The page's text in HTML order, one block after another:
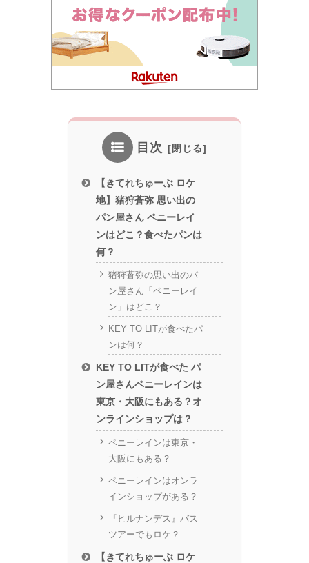
目次
【きてれちゅーぶ ロケ
地】猪狩蒼弥 思い出の
パン屋さん ペニーレイ
ンはどこ？食べたパンは
何？
猪狩蒼弥の思い出のパ
ン屋さん「ペニーレイ
ン」はどこ？
KEY TO LITが食べたパ
ンは何？
KEY TO LITが食べた パ
ン屋さんペニーレインは
東京・大阪にもある？オ
ンラインショップは？
ペニーレインは東京・
大阪にもある？
ペニーレインはオンラ
インショップがある？
『ヒルナンデス』バス
ツアーでもロケ？
【きてれちゅーぶ ロケ